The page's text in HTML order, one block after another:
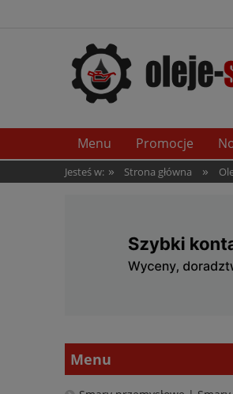
Menu Promocje
Jesteś w: » Strona główna »
Menu